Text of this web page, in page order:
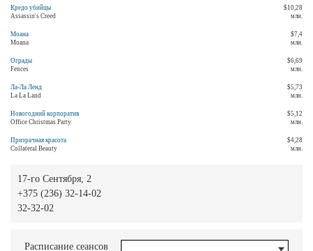
17-го Сентября, 2
+375 (236) 32-14-02
32-32-02
Расписание сеансов
Кредо убийцы
Assassin's Creed
$10,28
млн.
Моана
Moana
$7,4
млн.
Ограды
Fences
$6,69
млн.
Ла-Ла Ленд
La La Land
$5,73
млн.
Новогодний корпоратив
Office Christmas Party
$5,12
млн.
Призрачная красота
Collateral Beauty
$4,28
млн.